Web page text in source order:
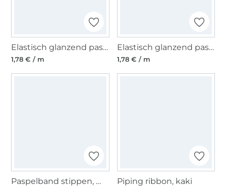
Elastisch glanzend paspelband, roze 10 mm
1,78 € / m
Elastisch glanzend paspelband, mintgroen 10 mm
1,78 € / m
Paspelband stippen, marineblauw / wit Piping ribbon, kaki